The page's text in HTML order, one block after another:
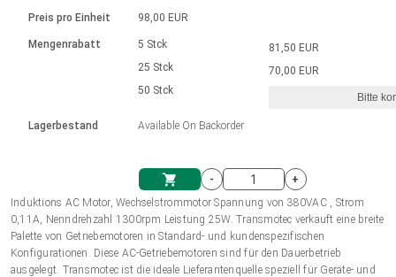
Einheitssystem
Einkaufswagen
Hubmagnete
230 - 50 Hz | 110 - 60 Hz
Drehzahlregelung für die AIS-Serie
Bürstenlose Gleichstrommotoren
mit Planetengetriebe und internem
Ø 28-42| 1-1400 rpm | <= 290Ncm
Bürstenlose DC Motor Controller
Gleichstrommotoren mit
Schneckengetriebe und Bürsten
Ø43-124mm | 31-425rpm | ≤ 41Nm
Treiber für Gleichstrommotoren mit
Synchron-Asynchron | für 1-4 Elektrozylinder
Synchron-Asynchron | für 1-4 Elektrozylinder
Français (EUR)
Polski (EUR)
Norsk (NOK)
Preis pro Einheit
Mengenrabatt
Lagerbestand
98,00 EUR
5 Stck
25 Stck
50 Stck
Available On Backorder
81,50 EUR
70,00 EUR
Bitte
-
+
Induktions AC Motor, Wechselstrommotor Spannung von 380VAC , Strom
0,11A, Nenndrehzahl 1300rpm Leistung 25W. Transmotec verkauft eine breite
Palette von Getriebemotoren in Standard- und kundenspezifischen
Konfigurationen. Diese AC-Getriebemotoren sind für den Dauerbetrieb
ausgelegt. Transmotec ist die ideale Lieferantenquelle speziell für Geräte- und